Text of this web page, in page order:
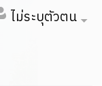
ไม่ระบุตัวตน